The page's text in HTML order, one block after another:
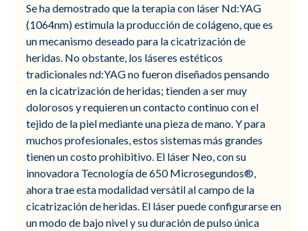
Se ha demostrado que la terapia con láser Nd:YAG
(1064nm) estimula la producción de colágeno, que es
un mecanismo deseado para la cicatrización de
heridas. No obstante, los láseres estéticos
tradicionales nd:YAG no fueron diseñados pensando
en la cicatrización de heridas; tienden a ser muy
dolorosos y requieren un contacto continuo con el
tejido de la piel mediante una pieza de mano. Y para
muchos profesionales, estos sistemas más grandes
tienen un costo prohibitivo. El láser Neo, con su
innovadora Tecnología de 650 Microsegundos®,
ahora trae esta modalidad versátil al campo de la
cicatrización de heridas. El láser puede configurarse en
un modo de bajo nivel y su duración de pulso única